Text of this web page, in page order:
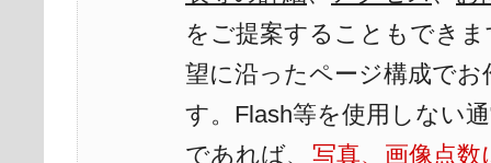
をご提案することもでき
望に沿ったページ構成で
す。Flash等を使用しない
であれば、 写真、画像点